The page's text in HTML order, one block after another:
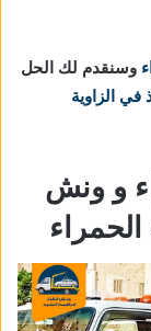
وسنقدم لك الحل
في الزاوية
و ونش